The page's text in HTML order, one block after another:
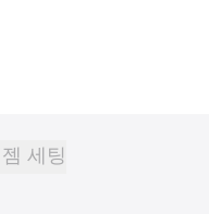
젬 세팅